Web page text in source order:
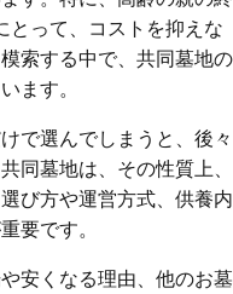
って、コストを抑えな
索する中で、共同墓地の
ます。
で選んでしまうと、後々
同墓地は、その性質上、
び方や運営方式、供養内
要です。
安くなる理由、他のお墓